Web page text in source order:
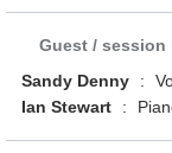
Guest / session
Sandy Denny
:
Ian Stewart
: